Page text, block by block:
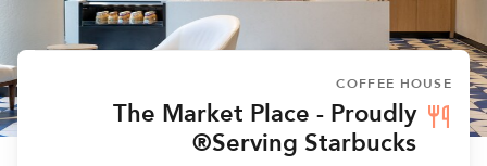
COFFEE HOUSE
The Market Place - Proudly
Serving Starbucks®